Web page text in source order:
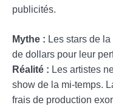
publicités.
Mythe : Les stars de
de dollars pour leur
Réalité : Les artistes
show de la mi-temps.
frais de production